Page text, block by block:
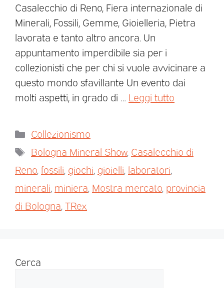
Casalecchio di Reno, Fiera internazionale di
Minerali, Fossili, Gemme, Gioielleria, Pietra
lavorata e tanto altro ancora. Un
appuntamento imperdibile sia per i
collezionisti che per chi si vuole avvicinare a
questo mondo sfavillante Un evento dai
molti aspetti, in grado di … Leggi tutto
Collezionismo
Bologna Mineral Show, Casalecchio di
Reno,fossili, giochi, gioielli, laboratori,
minerali, miniera, Mostra mercato, provincia
di Bologna,TRex
Cerca